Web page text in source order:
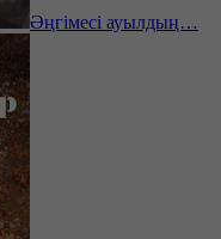
Әңгімесі ауылдың…